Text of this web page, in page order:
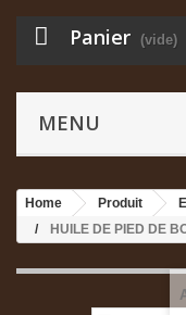
Panier (vide)
MENU
Home Produit
HUILE DE PIED DE